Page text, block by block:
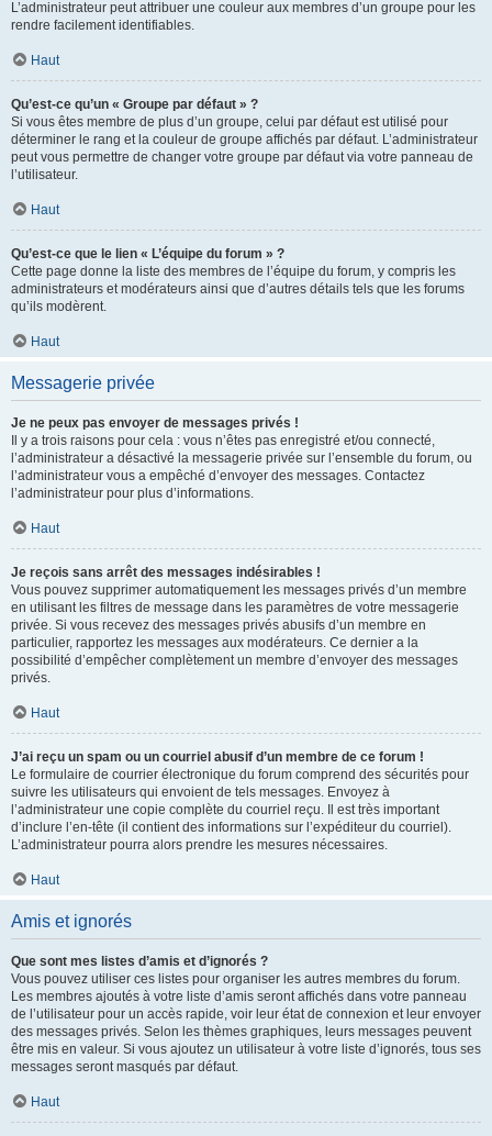
L’administrateur peut attribuer une couleur aux membres d’un groupe pour les
rendre facilement identifiables.
Haut
Qu’est-ce qu’un « Groupe par défaut » ?
Si vous êtes membre de plus d’un groupe, celui par défaut est utilisé pour
déterminer le rang et la couleur de groupe affichés par défaut. L’administrateur
peut vous permettre de changer votre groupe par défaut via votre panneau de
l’utilisateur.
Haut
Qu’est-ce que le lien « L’équipe du forum » ?
Cette page donne la liste des membres de l’équipe du forum, y compris les
administrateurs et modérateurs ainsi que d’autres détails tels que les forums
qu’ils modèrent.
Haut
Messagerie privée
Je ne peux pas envoyer de messages privés !
Il y a trois raisons pour cela : vous n’êtes pas enregistré et/ou connecté,
l’administrateur a désactivé la messagerie privée sur l’ensemble du forum, ou
l’administrateur vous a empêché d’envoyer des messages. Contactez
l’administrateur pour plus d’informations.
Haut
Je reçois sans arrêt des messages indésirables !
Vous pouvez supprimer automatiquement les messages privés d’un membre
en utilisant les filtres de message dans les paramètres de votre messagerie
privée. Si vous recevez des messages privés abusifs d’un membre en
particulier, rapportez les messages aux modérateurs. Ce dernier a la
possibilité d’empêcher complètement un membre d’envoyer des messages
privés.
Haut
J’ai reçu un spam ou un courriel abusif d’un membre de ce forum !
Le formulaire de courrier électronique du forum comprend des sécurités pour
suivre les utilisateurs qui envoient de tels messages. Envoyez à
l’administrateur une copie complète du courriel reçu. Il est très important
d’inclure l’en-tête (il contient des informations sur l’expéditeur du courriel).
L’administrateur pourra alors prendre les mesures nécessaires.
Haut
Amis et ignorés
Que sont mes listes d’amis et d’ignorés ?
Vous pouvez utiliser ces listes pour organiser les autres membres du forum.
Les membres ajoutés à votre liste d’amis seront affichés dans votre panneau
de l’utilisateur pour un accès rapide, voir leur état de connexion et leur envoyer
des messages privés. Selon les thèmes graphiques, leurs messages peuvent
être mis en valeur. Si vous ajoutez un utilisateur à votre liste d’ignorés, tous ses
messages seront masqués par défaut.
Haut